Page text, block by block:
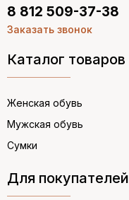
Каталог товаров
Женская обувь
Мужская обувь
Сумки
Для покупателей
8 812 509-37-38
Заказать звонок